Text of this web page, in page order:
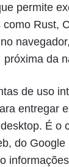
permite
Rust,
próxima da
de uso
entregar
É o
do